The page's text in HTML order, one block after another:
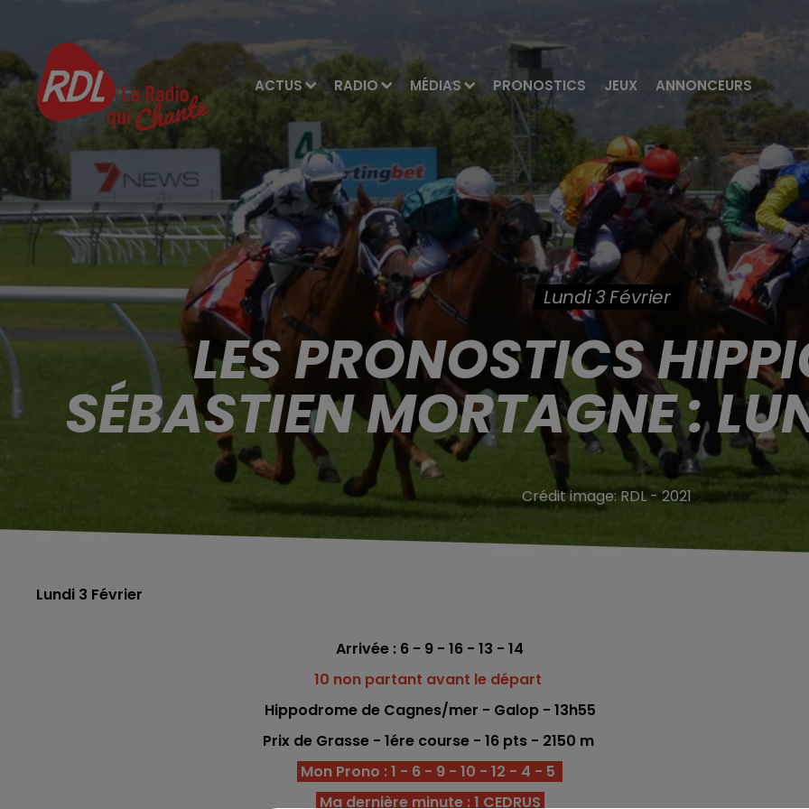
ACTUS RADIO MÉDIAS PRONOSTICS JEUX ANNONCEURS
Lundi 3 Février
LES PRONOSTICS
SÉBASTIEN MORTAGNE :
Crédit image:RDL - 2021
Lundi 3 Février
Arrivée : 6 - 9 - 16 - 13 - 14
10 non partant avant le départ
Hippodrome de Cagnes/mer - Galop - 13h55
Prix de Grasse - 1ére course - 16 pts - 2150 m
Mon Prono : 1 - 6 - 9 - 10 - 12 - 4 - 5
Ma dernière minute : 1 CEDRUS